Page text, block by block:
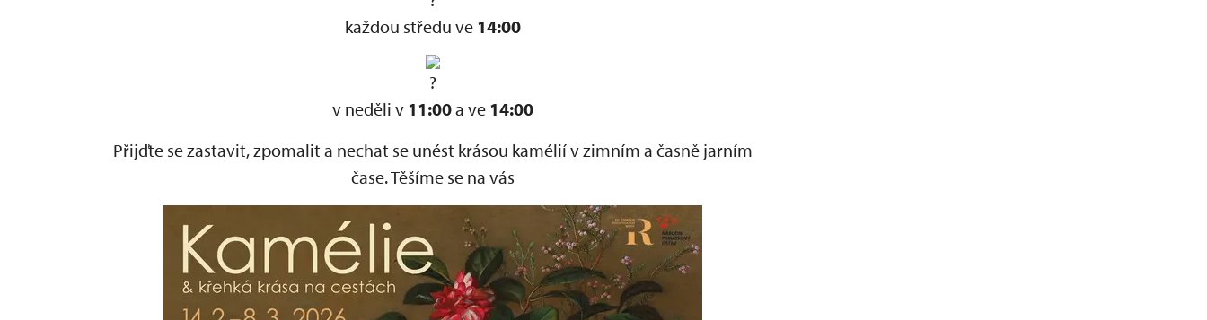
každou středu ve 14:00
v neděli v 11:00a ve 14:00
Přijďte se zastavit, zpomalit a nechat se unést krásou kamélií v zimním a časně jarním
čase. Těšíme se na vás